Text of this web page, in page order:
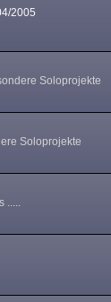
2005
Soloprojekte
Soloprojekte
.....